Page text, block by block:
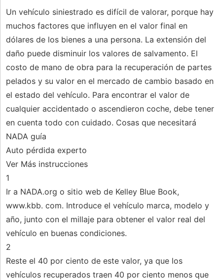
Un vehículo siniestrado es difícil de valorar, porque hay
muchos factores que influyen en el valor final en
dólares de los bienes a una persona. La extensión del
daño puede disminuir los valores de salvamento. El
costo de mano de obra para la recuperación de partes
pelados y su valor en el mercado de cambio basado en
el estado del vehículo. Para encontrar el valor de
cualquier accidentado o ascendieron coche, debe tener
en cuenta todo con cuidado. Cosas que necesitará
NADA guía
Auto pérdida experto
Ver Más instrucciones
1
Ir a NADA.org o sitio web de Kelley Blue Book,
www.kbb. com. Introduce el vehículo marca, modelo y
año, junto con el millaje para obtener el valor real del
vehículo en buenas condiciones.
2
Reste el 40 por ciento de este valor, ya que los
vehículos recuperados traen 40 por ciento menos que